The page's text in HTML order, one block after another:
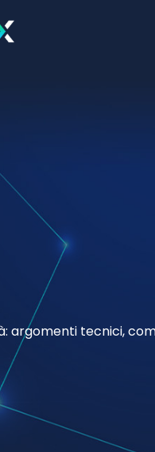
argomenti tecnici,